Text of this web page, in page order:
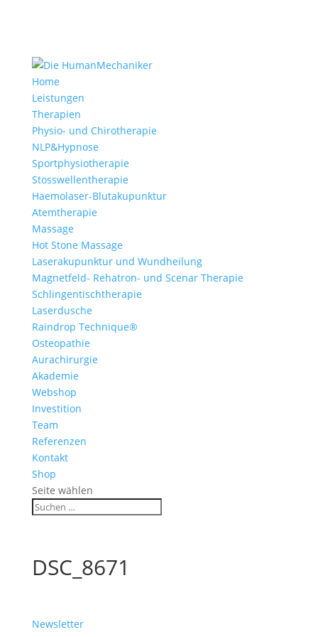
Home
Leistungen
Therapien
Physio- und Chirotherapie
NLP&Hypnose
Sportphysiotherapie
Stosswellentherapie
Haemolaser-Blutakupunktur
Atemtherapie
Massage
Hot Stone Massage
Laserakupunktur und Wundheilung
Magnetfeld- Rehatron- und Scenar Therapie
Schlingentischtherapie
Laserdusche
Raindrop Technique®
Osteopathie
Aurachirurgie
Akademie
Webshop
Investition
Team
Referenzen
Kontakt
Shop
Seite wählen
DSC_8671
Newsletter